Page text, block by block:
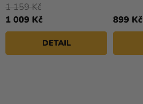
1 009 Kč
1 159 Kč
DETAIL
899 Kč